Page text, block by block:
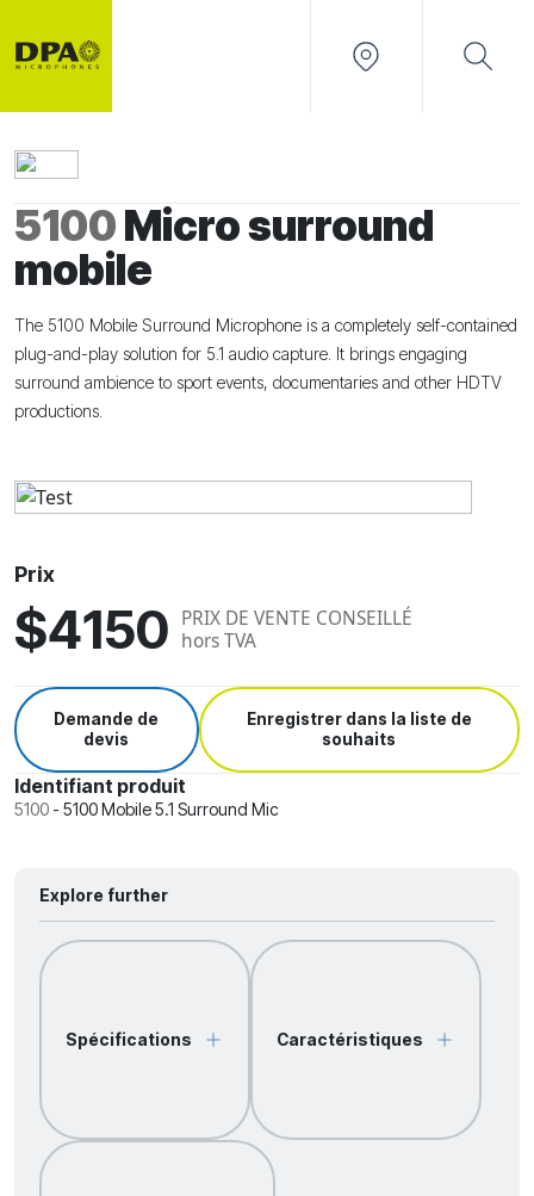
5100Micro surround
mobile
The 5100 Mobile Surround Microphone is a completely self-contained
plug-and-play solution for 5.1 audio capture. It brings engaging
surround ambience to sport events, documentaries and other HDTV
productions.
Prix
$4150 PRIX DE VENTE CONSEILLÉ
hors TVA
Demande de
devis
Enregistrer dans la liste de
souhaits
Identifiant produit
5100 - 5100 Mobile 5.1 Surround Mic
Explore further
Spécifications Caractéristiques